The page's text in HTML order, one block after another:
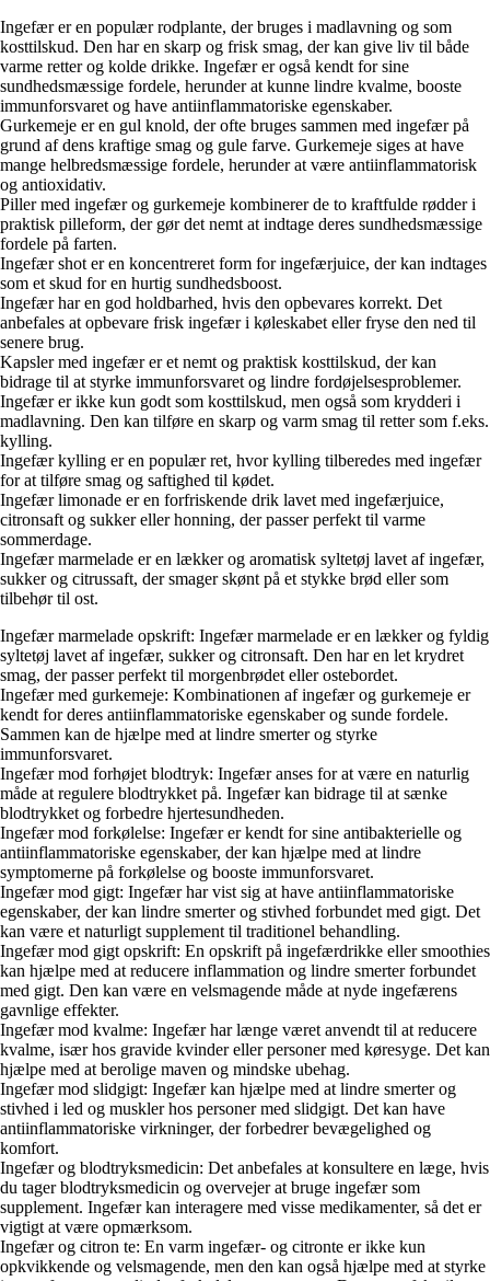
Ingefær er en populær rodplante, der bruges i madlavning og som
kosttilskud. Den har en skarp og frisk smag, der kan give liv til både
varme retter og kolde drikke. Ingefær er også kendt for sine
sundhedsmæssige fordele, herunder at kunne lindre kvalme, booste
immunforsvaret og have antiinflammatoriske egenskaber.
Gurkemeje er en gul knold, der ofte bruges sammen med ingefær på
grund af dens kraftige smag og gule farve. Gurkemeje siges at have
mange helbredsmæssige fordele, herunder at være antiinflammatorisk
og antioxidativ.
Piller med ingefær og gurkemeje kombinerer de to kraftfulde rødder i
praktisk pilleform, der gør det nemt at indtage deres sundhedsmæssige
fordele på farten.
Ingefær shot er en koncentreret form for ingefærjuice, der kan indtages
som et skud for en hurtig sundhedsboost.
Ingefær har en god holdbarhed, hvis den opbevares korrekt. Det
anbefales at opbevare frisk ingefær i køleskabet eller fryse den ned til
senere brug.
Kapsler med ingefær er et nemt og praktisk kosttilskud, der kan
bidrage til at styrke immunforsvaret og lindre fordøjelsesproblemer.
Ingefær er ikke kun godt som kosttilskud, men også som krydderi i
madlavning. Den kan tilføre en skarp og varm smag til retter som f.eks.
kylling.
Ingefær kylling er en populær ret, hvor kylling tilberedes med ingefær
for at tilføre smag og saftighed til kødet.
Ingefær limonade er en forfriskende drik lavet med ingefærjuice,
citronsaft og sukker eller honning, der passer perfekt til varme
sommerdage.
Ingefær marmelade er en lækker og aromatisk syltetøj lavet af ingefær,
sukker og citrussaft, der smager skønt på et stykke brød eller som
tilbehør til ost.
Ingefær marmelade opskrift: Ingefær marmelade er en lækker og fyldig
syltetøj lavet af ingefær, sukker og citronsaft. Den har en let krydret
smag, der passer perfekt til morgenbrødet eller ostebordet.
Ingefær med gurkemeje: Kombinationen af ingefær og gurkemeje er
kendt for deres antiinflammatoriske egenskaber og sunde fordele.
Sammen kan de hjælpe med at lindre smerter og styrke
immunforsvaret.
Ingefær mod forhøjet blodtryk: Ingefær anses for at være en naturlig
måde at regulere blodtrykket på. Ingefær kan bidrage til at sænke
blodtrykket og forbedre hjertesundheden.
Ingefær mod forkølelse: Ingefær er kendt for sine antibakterielle og
antiinflammatoriske egenskaber, der kan hjælpe med at lindre
symptomerne på forkølelse og booste immunforsvaret.
Ingefær mod gigt: Ingefær har vist sig at have antiinflammatoriske
egenskaber, der kan lindre smerter og stivhed forbundet med gigt. Det
kan være et naturligt supplement til traditionel behandling.
Ingefær mod gigt opskrift: En opskrift på ingefærdrikke eller smoothies
kan hjælpe med at reducere inflammation og lindre smerter forbundet
med gigt. Den kan være en velsmagende måde at nyde ingefærens
gavnlige effekter.
Ingefær mod kvalme: Ingefær har længe været anvendt til at reducere
kvalme, især hos gravide kvinder eller personer med køresyge. Det kan
hjælpe med at berolige maven og mindske ubehag.
Ingefær mod slidgigt: Ingefær kan hjælpe med at lindre smerter og
stivhed i led og muskler hos personer med slidgigt. Det kan have
antiinflammatoriske virkninger, der forbedrer bevægelighed og
komfort.
Ingefær og blodtryksmedicin: Det anbefales at konsultere en læge, hvis
du tager blodtryksmedicin og overvejer at bruge ingefær som
supplement. Ingefær kan interagere med visse medikamenter, så det er
vigtigt at være opmærksom.
Ingefær og citron te: En varm ingefær- og citronte er ikke kun
opkvikkende og velsmagende, men den kan også hjælpe med at styrke